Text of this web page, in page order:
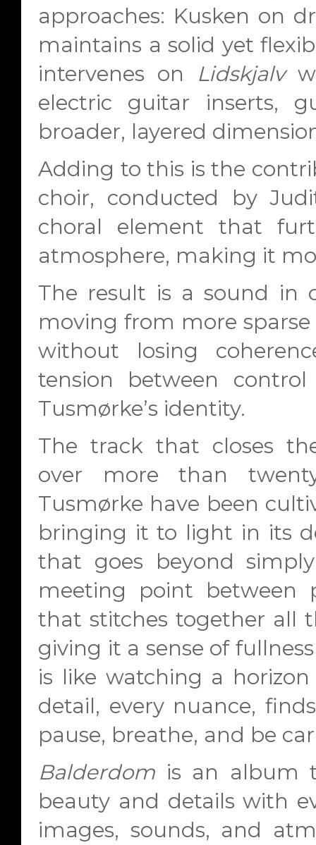
approaches: Kusken on
maintains a solid yet
intervenes on Lidskjalv
electric guitar inserts,
broader, layered
Adding to this is the
choir, conducted by
choral element that
atmosphere, making it
The result is a sound in
moving from more
without losing
tension between
Tusmørke’s identity.
The track that closes
over more than
Tusmørke have been
bringing it to light in its
that goes beyond
meeting point between
that stitches together all
giving it a sense of
is like watching a
detail, every nuance,
pause, breathe, and be
Balderdom is an album
beauty and details with
images, sounds, and